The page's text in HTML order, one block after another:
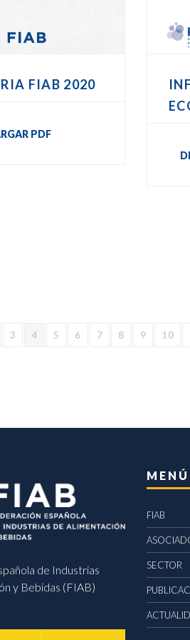
FIAB 2020
PDF
3 4 5 6 7 8 9 10
de Industrias
y Bebidas (FIAB)
MENÚ
FIAB
SECTOR